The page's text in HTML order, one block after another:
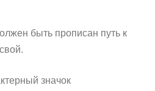
быть прописан путь к
значок